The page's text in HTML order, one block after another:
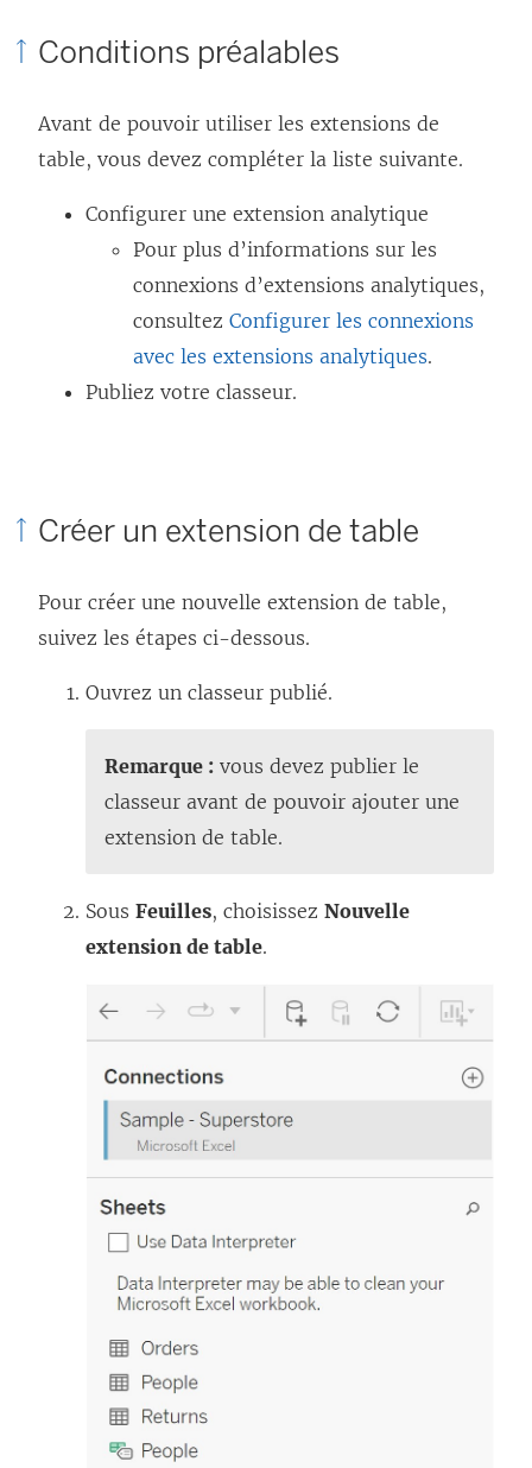
Conditions préalables
Avant de pouvoir utiliser les extensions de
table, vous devez compléter la liste suivante.
Configurer une extension analytique
Pour plus d’informations sur les
connexions d’extensions analytiques,
consultez Configurer les connexions
avec les extensions analytiques.
Publiez votre classeur.
Créer un extension de table
Pour créer une nouvelle extension de table,
suivez les étapes ci-dessous.
Ouvrez un classeur publié.
Remarque : vous devez publier le
classeur avant de pouvoir ajouter une
extension de table.
Sous Feuilles, choisissez Nouvelle
extension de table.